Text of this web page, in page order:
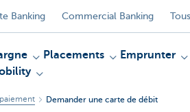
Banking Commercial Banking
Placements Emprunter
Demander une carte de débit